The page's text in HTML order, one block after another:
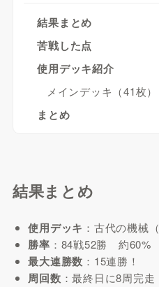
結果まとめ
苦戦した点
使用デッキ紹介
メインデッキ（41枚）
まとめ
結果まとめ
使用デッキ ：古代の機械
勝率 ：84戦52勝 約60%
最大連勝数 ：15連勝！
周回数 ：最終日に8周完走